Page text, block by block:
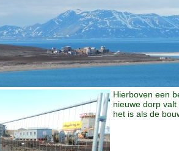
Hierboven een
nieuwe dorp
het is als de